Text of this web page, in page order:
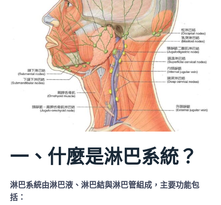
一、什麼是淋巴系統？
淋巴系統由淋巴液、淋巴結與淋巴管組成，主要功能包
括：